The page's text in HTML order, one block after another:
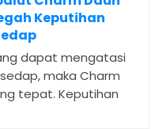
Keputihan
dapat mengatasi
maka Charm
tepat. Keputihan